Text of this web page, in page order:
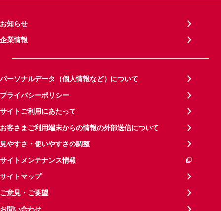
お知らせ
企業情報
パーソナルデータ（個人情報など）について
プライバシーポリシー
サイトご利用にあたって
お客さまご利用端末からの情報の外部送信について
見やすさ・使いやすさの調整
サイトメンテナンス情報
サイトマップ
ご意見・ご要望
お問い合わせ